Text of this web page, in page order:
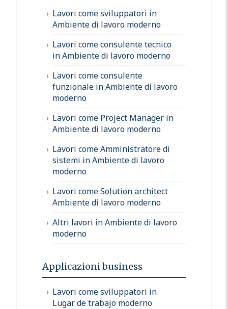
Lavori come sviluppatori in
Ambiente di lavoro moderno
Lavori come consulente tecnico
in Ambiente di lavoro moderno
Lavori come consulente
funzionale in Ambiente di lavoro
moderno
Lavori come Project Manager in
Ambiente di lavoro moderno
Lavori come Amministratore di
sistemi in Ambiente di lavoro
moderno
Lavori come Solution architect
Ambiente di lavoro moderno
Altri lavori in Ambiente di lavoro
moderno
Applicazioni business
Lavori come sviluppatori in
Lugar de trabajo moderno